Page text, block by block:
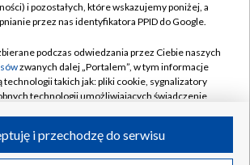
Cyfrowa
Pomoc
Kontakt
Kanały
Polska S.A. w likwidacji
i pozostałych, które wskazujemy poniżej, a
przez nas identyfikatora PPID do Google.
podczas odwiedzania przez Ciebie naszych
zwanych dalej „Portalem”, w tym informacje
technologii takich jak: pliki cookie, sygnalizatory
technologii umożliwiających świadczenie
i przechodzę do serwisu